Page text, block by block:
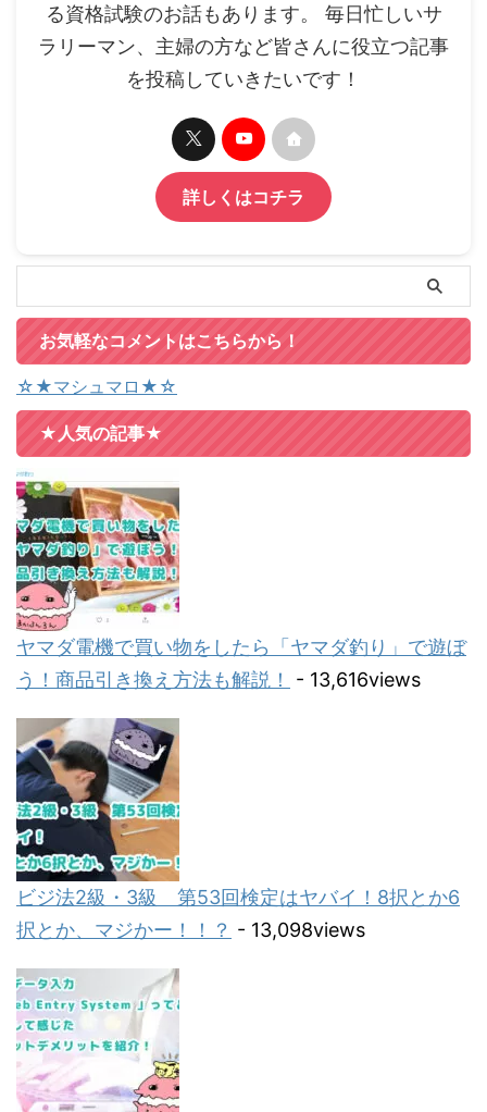
る資格試験のお話もあります。 毎日忙しいサ
ラリーマン、主婦の方など皆さんに役立つ記事
を投稿していきたいです！
詳しくはコチラ
お気軽なコメントはこちらから！
☆★マシュマロ★☆
★人気の記事★
ヤマダ電機で買い物をしたら「ヤマダ釣り」で遊ぼ
う！商品引き換え方法も解説！
- 13,616views
ビジ法2級・3級 第53回検定はヤバイ！8択とか6
択とか、マジかー！！？ - 13,098views